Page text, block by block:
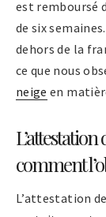
est remboursé
de six
dehors de la
ce que nous
neige en
comment
L’attestation